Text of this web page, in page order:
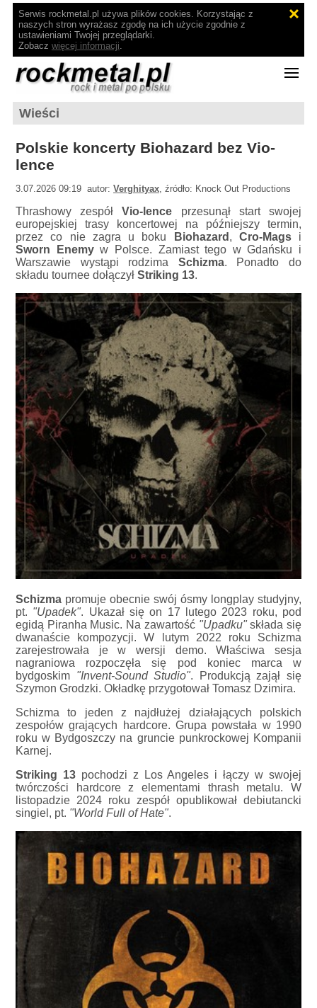
Serwis rockmetal.pl używa plików cookies. Korzystając z
naszych stron wyrażasz zgodę na ich użycie zgodnie z
ustawieniami Twojej przeglądarki.
Zobacz więcej informacji.
Wieści
Polskie koncerty Biohazard bez Vio-
lence
3.07.2026 09:19 autor:Verghityax, źródło: Knock Out Productions
Thrashowy zespółVio-lence przesunął start swojej
europejskiej trasy koncertowej na późniejszy termin,
przez co nie zagra u boku
Biohazard , Cro-Mags i
Sworn Enemyw Polsce. Zamiast tego w Gdańsku i
Warszawie wystąpi rodzima Schizma. Ponadto do
składu tournee dołączyłStriking 13.
Schizma promuje obecnie swój ósmy longplay studyjny,
pt. "Upadek". Ukazał się on 17 lutego 2023 roku, pod
egidą Piranha Music. Na zawartość "Upadku"składa się
dwanaście kompozycji. W lutym 2022 roku Schizma
zarejestrowała je w wersji demo. Właściwa sesja
nagraniowa rozpoczęła się pod koniec marca w
bydgoskim "Invent-Sound Studio". Produkcją zajął się
Szymon Grodzki. Okładkę przygotował Tomasz Dzimira.
Schizma to jeden z najdłużej działających polskich
zespołów grających hardcore. Grupa powstała w 1990
roku w Bydgoszczy na gruncie punkrockowej Kompanii
Karnej.
Striking 13 pochodzi z Los Angeles i łączy w swojej
twórczości hardcore z elementami thrash metalu. W
listopadzie 2024 roku zespół opublikował debiutancki
singiel, pt. "World Full of Hate".